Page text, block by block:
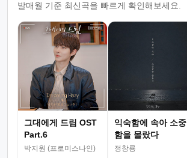
발매월 기준 최신곡을 빠르게 확인해보세요.
그대에게 드림 OST
Part.6
박지원 (프로미스나인)
익숙함에 속아 소중
함을 몰랐다
정창룡